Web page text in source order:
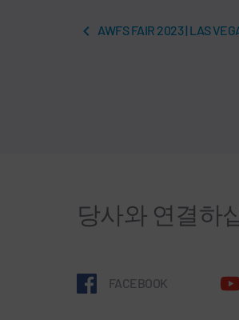
AWFS FAIR 2023 | LAS
당사와 연결하
FACEBOOK